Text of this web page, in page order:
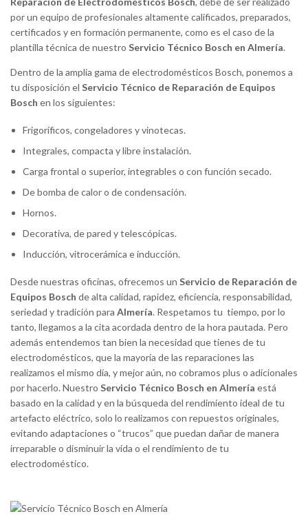
por un equipo de profesionales altamente calificados, preparados,
certificados y en formación permanente, como es el caso de la
plantilla técnica de nuestro Servicio Técnico Bosch en Almería.
Dentro de la amplia gama de electrodomésticos Bosch, ponemos a
tu disposición el Servicio Técnico de Reparación de Equipos
Bosch en los siguientes:
Frigoríficos, congeladores y vinotecas.
Integrales, compacta y libre instalación.
Carga frontal o superior, integrables o con función secado.
De bomba de calor o de condensación.
Hornos.
Decorativa, de pared y telescópicas.
Inducción, vitrocerámica e inducción.
Desde nuestras oficinas, ofrecemos un Servicio de Reparación de
Equipos Bosch de alta calidad, rapidez, eficiencia, responsabilidad,
seriedad y tradición para Almería. Respetamos tu tiempo, por lo
tanto, llegamos a la cita acordada dentro de la hora pautada. Pero
además entendemos tan bien la necesidad que tienes de tu
electrodomésticos, que la mayoría de las reparaciones las
realizamos el mismo día, y mejor aún, no cobramos plus o adicionales
por hacerlo. Nuestro Servicio Técnico Bosch en Almería está
basado en la calidad y en la búsqueda del rendimiento ideal de tu
artefacto eléctrico, solo lo realizamos con repuestos originales,
evitando adaptaciones o “trucos” que puedan dañar de manera
irreparable o disminuir la vida o el rendimiento de tu
electrodoméstico.